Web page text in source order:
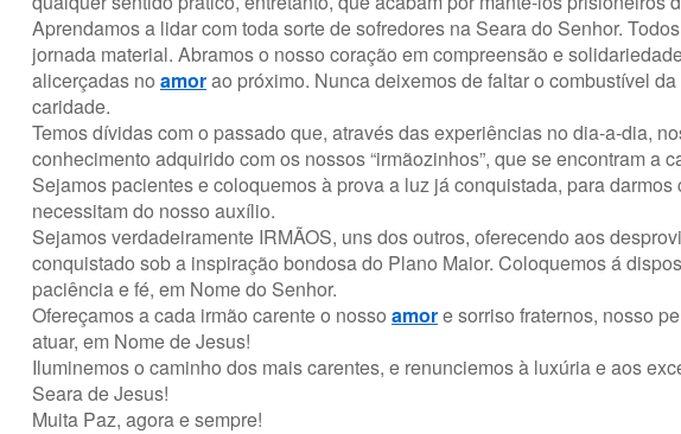
Aprendamos a lidar com toda sorte de sofredores na Seara do Senhor.
jornada material. Abramos o nosso coração em compreensão e
alicerçadas no amorao próximo. Nunca deixemos de faltar o combustível
caridade.
Temos dívidas com o passado que, através das experiências no dia-a-dia,
conhecimento adquirido com os nossos “irmãozinhos”, que se encontram a
Sejamos pacientes e coloquemos à prova a luz já conquistada, para
necessitam do nosso auxílio.
Sejamos verdadeiramente IRMÃOS, uns dos outros, oferecendo aos
conquistado sob a inspiração bondosa do Plano Maior. Coloquemos á
paciência e fé, em Nome do Senhor.
Ofereçamos a cada irmão carente o nosso amore sorriso fraternos, nosso
atuar, em Nome de Jesus!
Iluminemos o caminho dos mais carentes, e renunciemos à luxúria e aos
Seara de Jesus!
Muita Paz, agora e sempre!